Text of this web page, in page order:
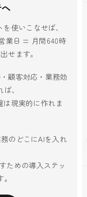
使いこなせば、
業日 = 月間640時
せます。
顧客対応・業務効
、
現実的に作れま
のどこにAIを入れ
ための導入ステッ